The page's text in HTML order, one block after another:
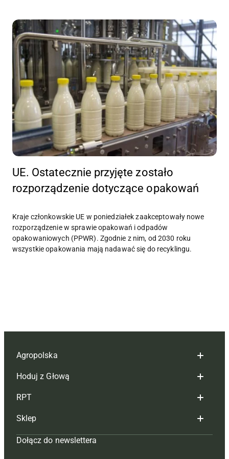
UE. Ostatecznie przyjęte zostało
rozporządzenie dotyczące opakowań
Kraje członkowskie UE w poniedziałek zaakceptowały nowe
rozporządzenie w sprawie opakowań i odpadów
opakowaniowych (PPWR). Zgodnie z nim, od 2030 roku
wszystkie opakowania mają nadawać się do recyklingu.
Agropolska
Redakcja
Reklama
Tagi
Mapa serwisu
Hoduj z Głową
Hoduj z głową bydło
Hoduj z głową świnie
Prenumerata
RPT
Redakcja
Prenumerata
Sklep
Czasopisma i prenumerata
Dołącz do newslettera